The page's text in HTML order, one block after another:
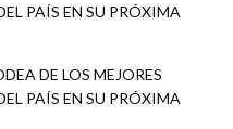
PAÍS EN SU PRÓXIMA
DE LOS MEJORES
PAÍS EN SU PRÓXIMA